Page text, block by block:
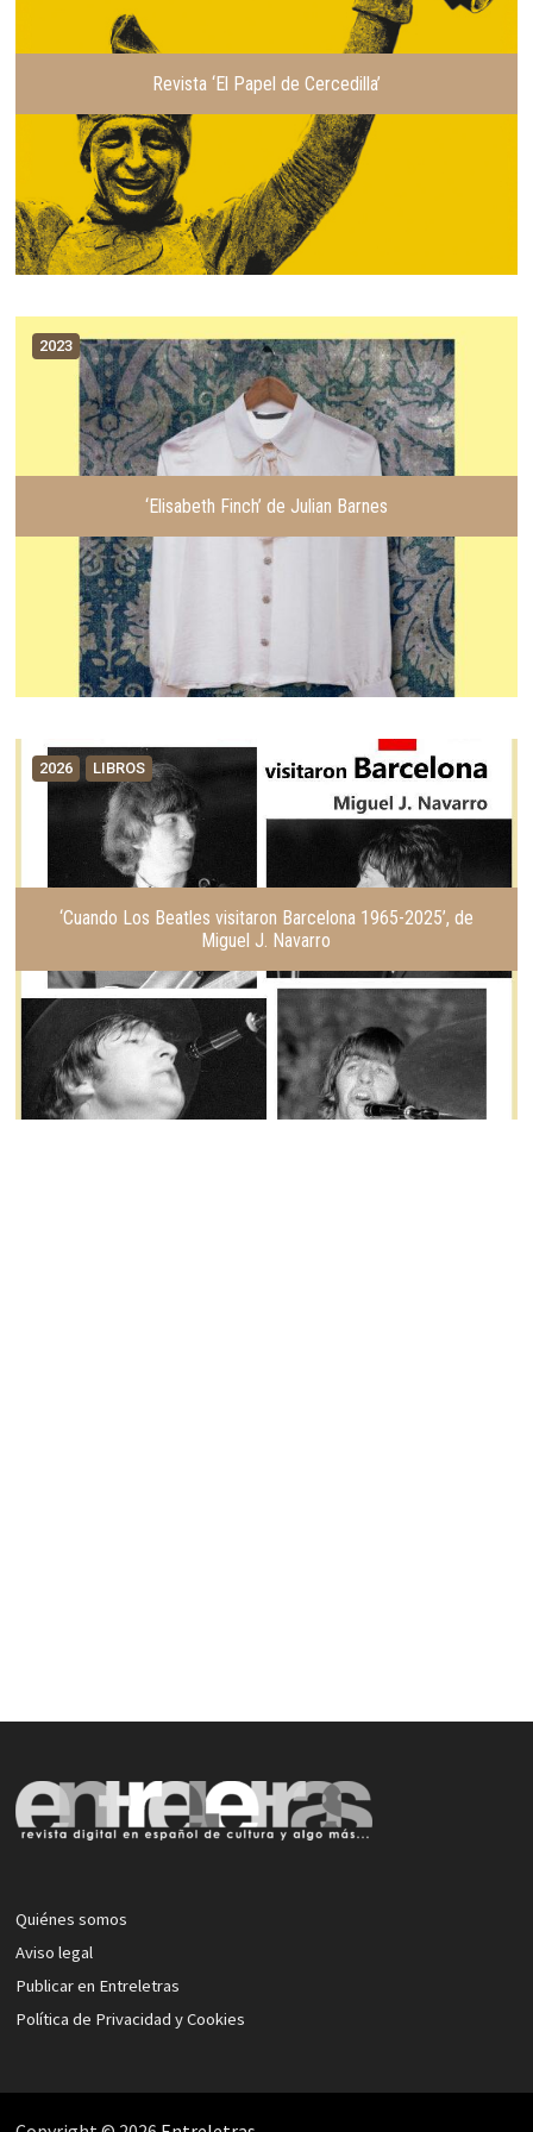
Revista ‘El Papel de Cercedilla’
2023
‘Elisabeth Finch’ de Julian Barnes
2026 LIBROS
‘Cuando Los Beatles visitaron Barcelona 1965-2025’, de
Miguel J. Navarro
Quiénes somos
Aviso legal
Publicar en Entreletras
Política de Privacidad y Cookies